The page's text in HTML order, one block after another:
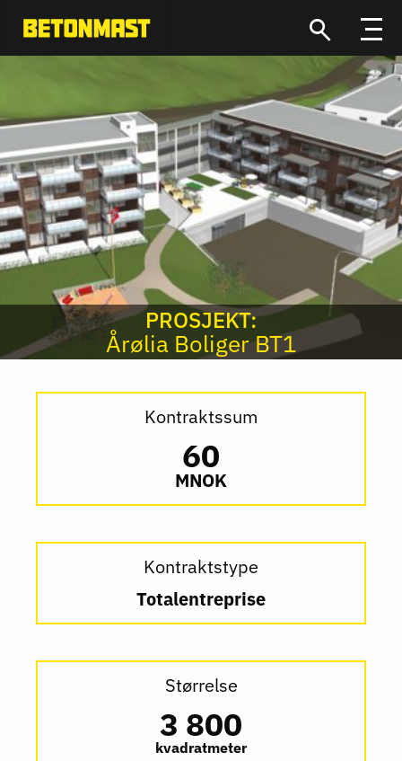
PROSJEKT:
Årølia Boliger BT1
Kontraktssum
60
MNOK
Kontraktstype
Totalentreprise
Størrelse
3 800
kvadratmeter